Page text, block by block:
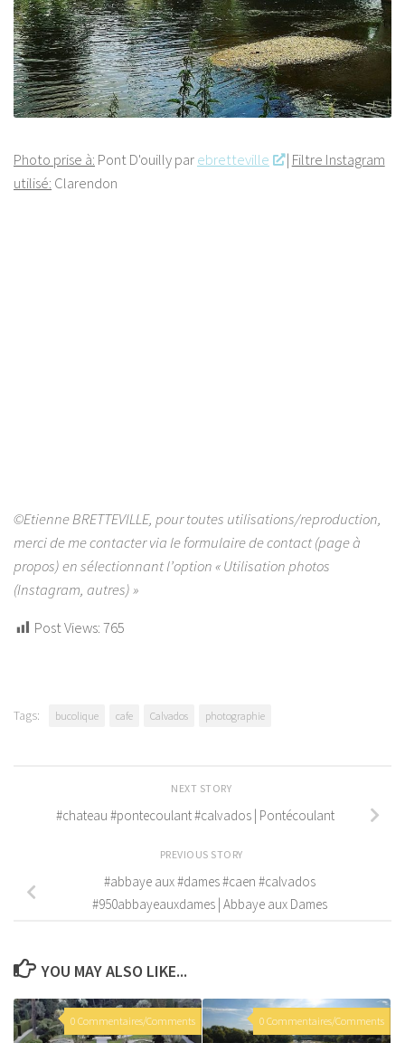
Photo prise à: Pont D'ouilly parebretteville | Filtre Instagram
utilisé: Clarendon
©Etienne BRETTEVILLE, pour toutes utilisations/reproduction,
merci de me contacter via le formulaire de contact (page à
propos) en sélectionnant l’option « Utilisation photos
(Instagram, autres) »
Post Views:765
Tags: bucolique cafe Calvados photographie
NEXT STORY
#chateau #pontecoulant #calvados | Pontécoulant
PREVIOUS STORY
#abbaye aux #dames #caen #calvados
#950abbayeauxdames | Abbaye aux Dames
YOU MAY ALSO LIKE...
0 Commentaires/Comments 0 Commentaires/Comments